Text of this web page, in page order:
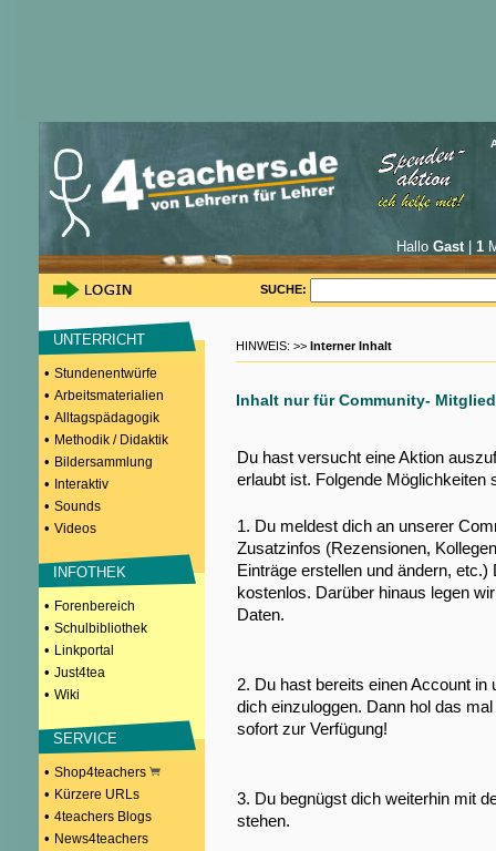
Hallo Gast| 1
SUCHE:
UNTERRICHT
• Stundenentwürfe
• Arbeitsmaterialien
• Alltagspädagogik
• Methodik / Didaktik
• Bildersammlung
• Interaktiv
• Sounds
• Videos
INFOTHEK
• Forenbereich
• Schulbibliothek
• Linkportal
• Just4tea
• Wiki
SERVICE
• Shop4teachers
• Kürzere URLs
• 4teachers Blogs
• News4teachers
HINWEIS: >> Interner Inhalt
Inhalt nur für Community-
Du hast versucht eine Aktion
erlaubt ist. Folgende Möglichkeiten
1. Du meldest dich an unserer
Zusatzinfos (Rezensionen,
Einträge erstellen und ändern,
kostenlos. Darüber hinaus legen
Daten.
2. Du hast bereits einen Account
dich einzuloggen. Dann hol das
sofort zur Verfügung!
3. Du begnügst dich weiterhin mit
stehen.